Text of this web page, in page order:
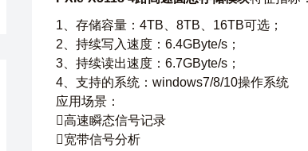
1、存储容量：4TB、8TB、16TB可选；
2、持续写入速度：6.4GByte/s；
3、持续读出速度：6.7GByte/s；
4、支持的系统：windows7/8/10操作系统
应用场景：
高速瞬态信号记录
宽带信号分析